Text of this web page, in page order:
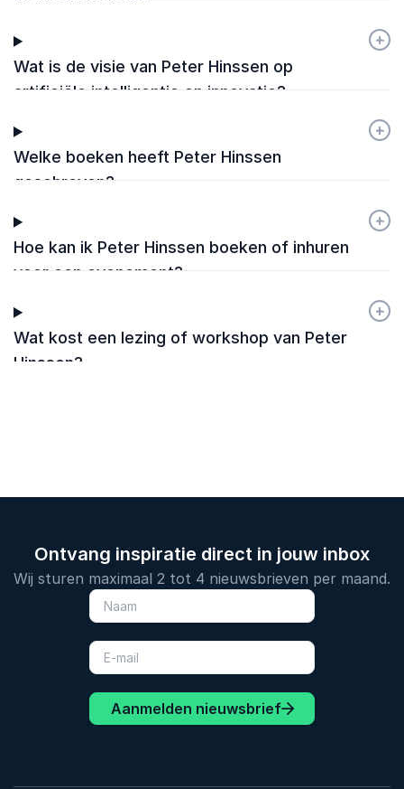
Wat is de visie van Peter Hinssen op
artificiële intelligentie en innovatie?
+
-
Welke boeken heeft Peter Hinssen
geschreven?
+
-
Hoe kan ik Peter Hinssen boeken of inhuren
voor een evenement?
+
-
Wat kost een lezing of workshop van Peter
Hinssen?
+
-
Ontvang inspiratie direct in jouw inbox
Wij sturen maximaal 2 tot 4 nieuwsbrieven per maand.
Aanmelden nieuwsbrief